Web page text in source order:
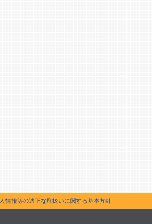
情報等の適正な取扱いに関する基本方針